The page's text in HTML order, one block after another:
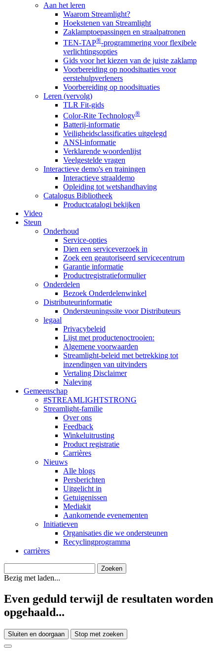
Aan het leren
Waarom Streamlight?
Hoekstenen van Streamlight
Zaklamptoepassingen en straalpatronen
TEN-TAP®-programmering voor flexibele
verlichtingsopties
Gids voor het kiezen van de juiste zaklamp
Voorbereiding op noodsituaties voor
eerstehulpverleners
Voorbereiding op noodsituaties
Leren (vervolg)
TLR Fit-gids
Color-Rite Technology®
Batterij-informatie
Veiligheidsclassificaties uitgelegd
ANSI-informatie
Verklarende woordenlijst
Veelgestelde vragen
Interactieve demo's en trainingen
Interactieve straaldemo
Opleiding tot wetshandhaving
Catalogus Bibliotheek
Productcatalogi bekijken
Video
Steun
Onderhoud
Service-opties
Dien een serviceverzoek in
Zoek een geautoriseerd servicecentrum
Garantie informatie
Productregistratieformulier
Onderdelen
Bezoek Onderdelenwinkel
Distributeurinformatie
Ondersteuningssite voor Distributeurs
legaal
Privacybeleid
Lijst met productenoctrooien:
Algemene voorwaarden
Streamlight-beleid met betrekking tot
inzendingen van uitvinders
Vertaling Disclaimer
Naleving
Gemeenschap
#STREAMLIGHTSTRONG
Streamlight-familie
Over ons
Feedback
Winkeluitrusting
Product registratie
Carrières
Nieuws
Alle blogs
Persberichten
Uitgelicht in
Getuigenissen
Mediakit
Aankomende evenementen
Initiatieven
Organisaties die we ondersteunen
Recyclingprogramma
carrières
Bezig met laden...
Even geduld terwijl de resultaten worden
opgehaald...
Sluiten en doorgaan Stop met zoeken